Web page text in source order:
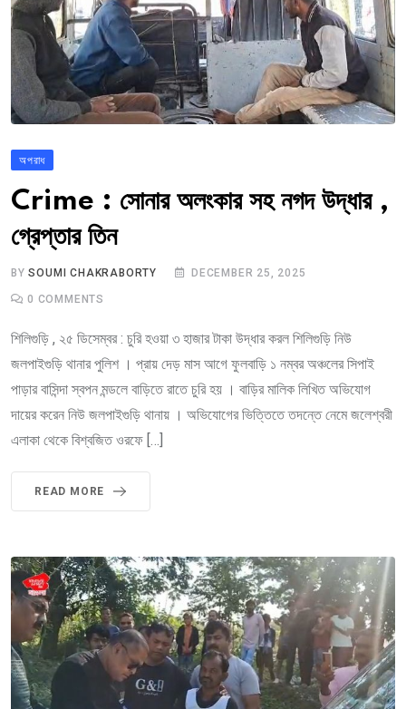
অপরাধ
Crime : সোনার অলংকার সহ নগদ উদ্ধার ,
গ্রেপ্তার তিন
BYSOUMI CHAKRABORTY DECEMBER 25, 2025
0 COMMENTS
শিলিগুড়ি , ২৫ ডিসেম্বর : চুরি হওয়া ৩ হাজার টাকা উদ্ধার করল শিলিগুড়ি নিউ
জলপাইগুড়ি থানার পুলিশ । প্রায় দেড় মাস আগে ফুলবাড়ি ১ নম্বর অঞ্চলের সিপাই
পাড়ার বাসিন্দা স্বপন মন্ডলে বাড়িতে রাতে চুরি হয় । বাড়ির মালিক লিখিত অভিযোগ
দায়ের করেন নিউ জলপাইগুড়ি থানায় । অভিযোগের ভিত্তিতে তদন্তে নেমে জলেশ্বরী
এলাকা থেকে বিশ্বজিত ওরফে […]
READ MORE